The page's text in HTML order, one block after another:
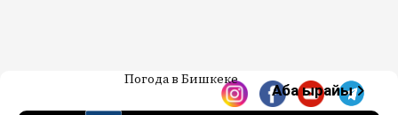
7-канал. Жаңылыктар —
Жаңылыктар — Кыргызстан
Погода в Бишкеке
Аба ырайы